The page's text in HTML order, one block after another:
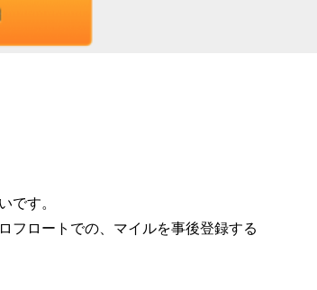
です。
フロートでの、マイルを事後登録する